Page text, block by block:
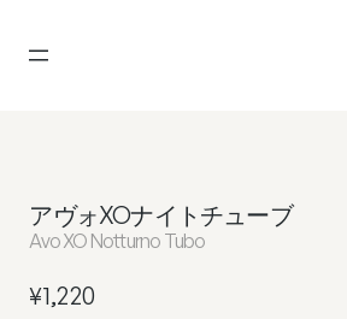
容
アヴォXOナイトチューブ
Avo XO Notturno Tubo
¥1,220